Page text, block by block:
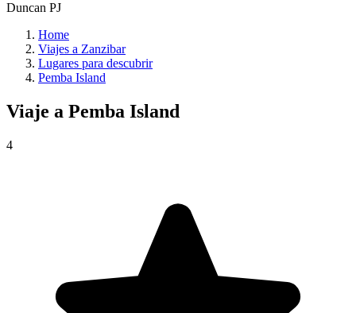
Duncan PJ
Home
Viajes a Zanzibar
Lugares para descubrir
Pemba Island
Viaje a Pemba Island
4